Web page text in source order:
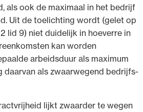
als ook de maximaal in het bedrijf
Uit de toelichting wordt (gelet op
lid 9) niet duidelijk in hoeverre in
kan worden
arbeidsduur als maximum
daarvan als zwaarwegend bedrijfs-
lijkt zwaarder te wegen